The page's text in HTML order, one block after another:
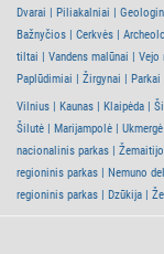
Dvarai
Piliakalniai
Bažnyčios
Cerkvės
tiltai
Vandens malūnai Vejo
Paplūdimiai
Žirgynai
Parkai
Vilnius
Kaunas Klaipėda
Šilutė
Marijampolė Ukmergė
nacionalinis parkas
regioninis parkas
Nemuno
regioninis parkas
Dzūkija